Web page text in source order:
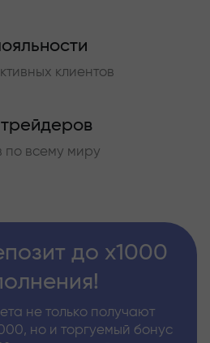
клиентов
по всему миру
до х1000
не только получают
но и торгуемый бонус